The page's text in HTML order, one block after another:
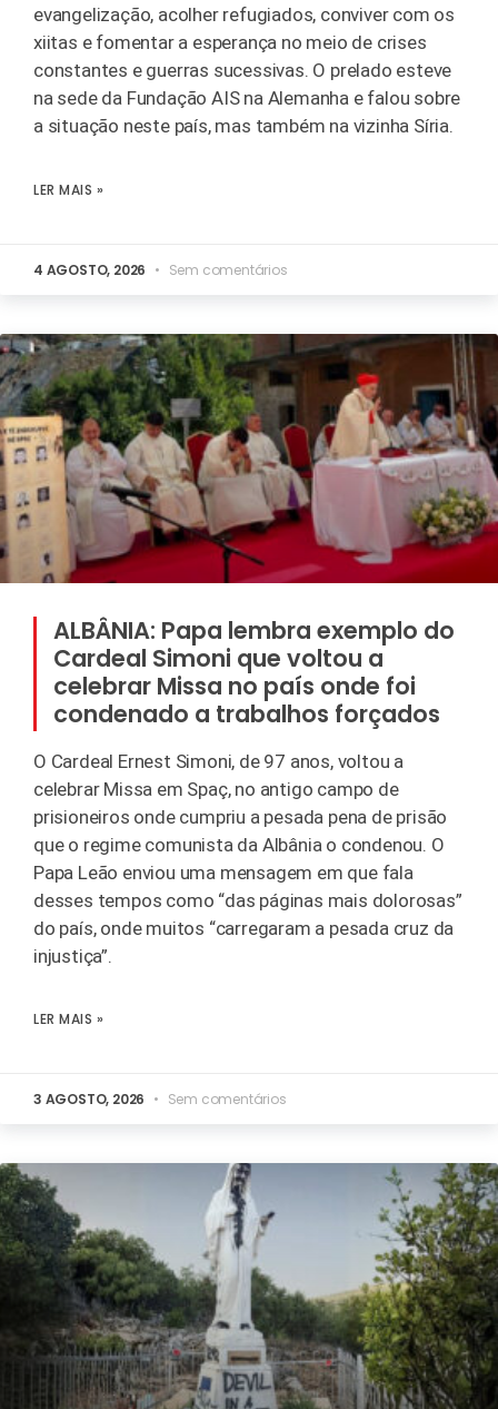
evangelização, acolher refugiados, conviver com os
xiitas e fomentar a esperança no meio de crises
constantes e guerras sucessivas. O prelado esteve
na sede da Fundação AIS na Alemanha e falou sobre
a situação neste país, mas também na vizinha Síria.
LER MAIS »
4 AGOSTO, 2026 Sem comentários
ALBÂNIA: Papa lembra exemplo do
Cardeal Simoni que voltou a
celebrar Missa no país onde foi
condenado a trabalhos forçados
O Cardeal Ernest Simoni, de 97 anos, voltou a
celebrar Missa em Spaç, no antigo campo de
prisioneiros onde cumpriu a pesada pena de prisão
que o regime comunista da Albânia o condenou. O
Papa Leão enviou uma mensagem em que fala
desses tempos como “das páginas mais dolorosas”
do país, onde muitos “carregaram a pesada cruz da
injustiça”.
LER MAIS »
3 AGOSTO, 2026 Sem comentários